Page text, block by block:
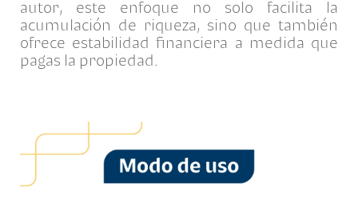
autor, este enfoque no solo facilita la
acumulación de riqueza, sino que también
ofrece estabilidad financiera a medida que
pagas la propiedad.